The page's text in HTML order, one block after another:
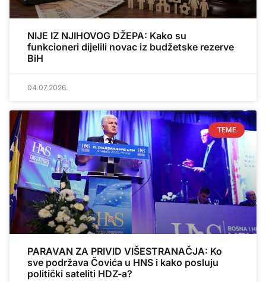
NIJE IZ NJIHOVOG DŽEPA: Kako su
funkcioneri dijelili novac iz budžetske rezerve
BiH
04.07.2026.
TEME
PARAVAN ZA PRIVID VIŠESTRANAČJA: Ko
sve podržava Čovića u HNS i kako posluju
politički sateliti HDZ-a?